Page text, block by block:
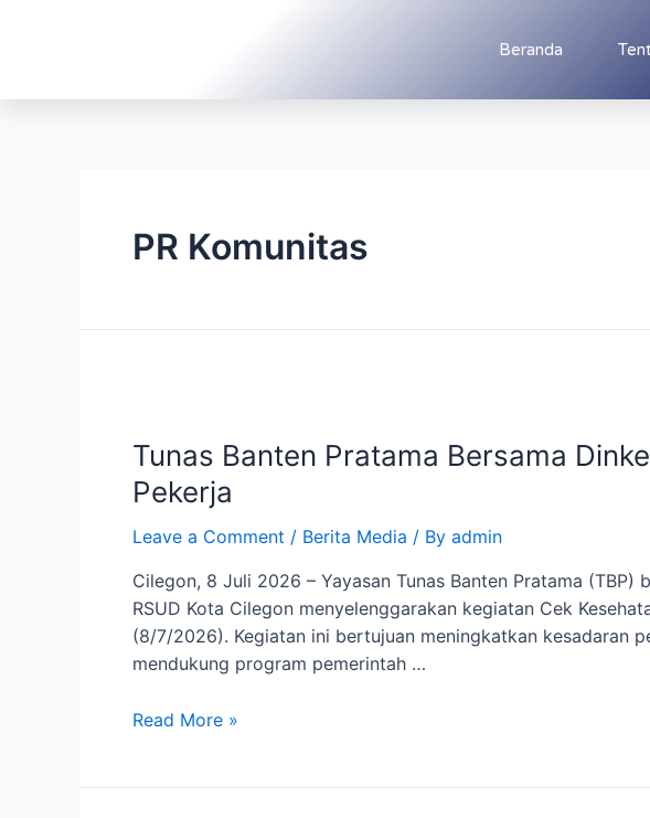
Beranda
PR Komunitas
Tunas Banten Pratama Bersama
Pekerja
Leave a Comment / Berita Media / By admin
Cilegon, 8 Juli 2026 – Yayasan Tunas Banten Pratama
RSUD Kota Cilegon menyelenggarakan kegiatan Cek
(8/7/2026). Kegiatan ini bertujuan meningkatkan kesadaran
mendukung program pemerintah …
Read More »